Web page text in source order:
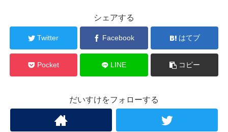
シェアする
Twitter Facebook はてブ
Pocket LINE コピー
だいすけをフォローする